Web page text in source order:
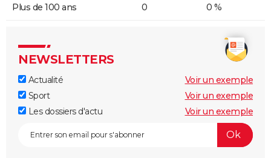
Plus de 100 ans 0 0 %
NEWSLETTERS
Actualité
Voir un exemple
Sport
Voir un exemple
Les dossiers d'actu
Voir un exemple